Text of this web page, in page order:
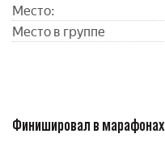
Место:
Место в группе
Финишировал в марафонах